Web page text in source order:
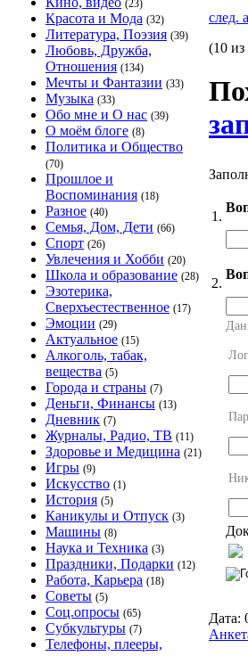
(23)
Красота и Мода (32)
Литература, Поэзия (39)
Любовь, Дружба,
Отношения (134)
Мечты и Фантазии (33)
Музыка (33)
Обо мне и О нас (39)
О моём блоге (8)
Политика и Общество
(70)
Прошлое и
Воспоминания (18)
Разное (40)
Семья, Дом, Дети (66)
Спорт (26)
Увлечения и Хобби (20)
Школа и образование (28)
Эзотерика,
Сверхъестественное (17)
Эмоции (29)
Актуальное (15)
Алкоголь, табак,
вещества (5)
Города и страны (7)
Деньги, Финансы (13)
Дневник (7)
Журналы, Радио, ТВ (11)
Здоровье и Медицина (21)
Игры (9)
Искусство (1)
История (5)
Каникулы и Отпуск (3)
Машины (8)
Наука и Техника (3)
Праздники, Подарки (12)
Работа, Карьера (18)
Советы (5)
Соц.опросы (65)
Субкультуры (7)
Телефоны, плееры,
след.
(10 из
1.
2.
Дата: